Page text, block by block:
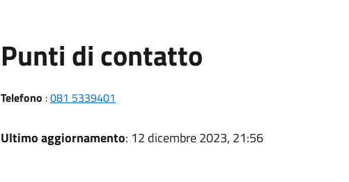
Punti di contatto
Telefono :081 5339401
Ultimo aggiornamento: 12 dicembre 2023, 21:56